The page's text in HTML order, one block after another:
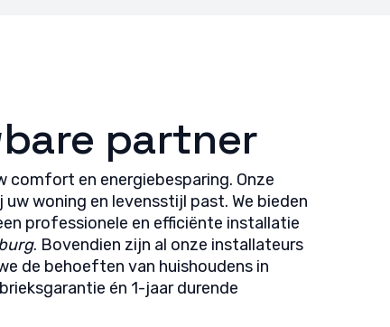
partner
comfort en energiebesparing. Onze
woning en levensstijl past. We bieden
professionele en efficiënte installatie
. Bovendien zijn al onze installateurs
de behoeften van huishoudens in
én 1-jaar durende